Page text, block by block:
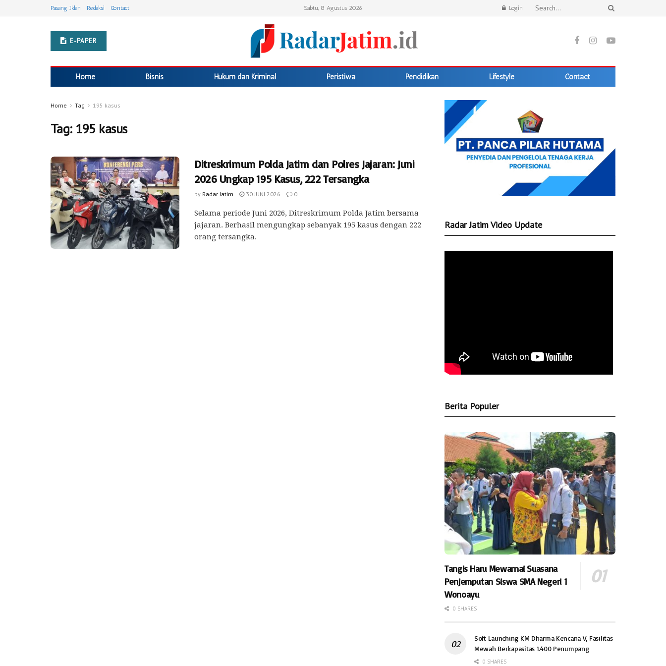
Pasang Iklan Redaksi Contact Sabtu, 8 Agustus 2026 Login
E-PAPER
Home Bisnis Hukum dan Kriminal Peristiwa Pendidikan Lifestyle Contact
Home Tag 195 kasus
Tag: 195 kasus
Ditreskrimum Polda Jatim dan Polres Jajaran: Juni
2026 Ungkap 195 Kasus, 222 Tersangka
by Radar Jatim 30 JUNI 2026 0
Selama periode Juni 2026, Ditreskrimum Polda Jatim bersama
jajaran. Berhasil mengungkap sebanyak 195 kasus dengan 222
orang tersangka.
Radar Jatim Video Update
Berita Populer
Tangis Haru Mewarnai Suasana
Penjemputan Siswa SMA Negeri 1
Wonoayu
0 SHARES
Soft Launching KM Dharma Kencana V, Fasilitas
Mewah Berkapasitas 1.400 Penumpang
0 SHARES